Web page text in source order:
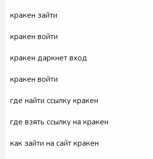
кракен зайти
кракен войти
кракен даркнет вход
кракен войти
где найти ссылку кракен
где взять ссылку на кракен
как зайти на сайт кракен